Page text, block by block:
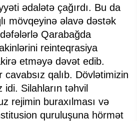
ədalətə çağırdı. Bu da
mövqeyinə əlavə dəstək
Qarabağda
reinteqrasiya
etməyə dəvət edib.
cavabsız qalıb. Dövlətimizin
Silahların təhvil
rejimin buraxılması və
quruluşuna hörmət